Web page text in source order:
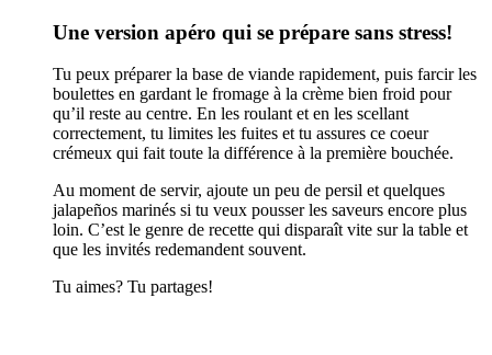
Une version apéro qui se prépare sans stress!
Tu peux préparer la base de viande rapidement, puis farcir les
boulettes en gardant le fromage à la crème bien froid pour
qu’il reste au centre. En les roulant et en les scellant
correctement, tu limites les fuites et tu assures ce coeur
crémeux qui fait toute la différence à la première bouchée.
Au moment de servir, ajoute un peu de persil et quelques
jalapeños marinés si tu veux pousser les saveurs encore plus
loin. C’est le genre de recette qui disparaît vite sur la table et
que les invités redemandent souvent.
Tu aimes? Tu partages!